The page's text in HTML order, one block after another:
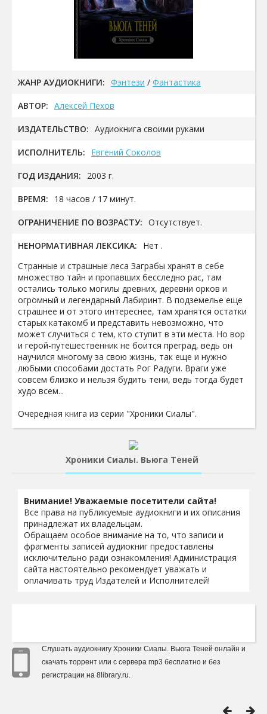
ЖАНР АУДИОКНИГИ: Фэнтези / Фантастика
АВТОР: Алексей Пехов
ИЗДАТЕЛЬСТВО: Аудиокнига своими руками
ИСПОЛНИТЕЛЬ: Евгений Соколов
ГОД ИЗДАНИЯ: 2003 г.
ВРЕМЯ: 18 часов / 17 минут.
ОГРАНИЧЕНИЕ ПО ВОЗРАСТУ: Отсутствует.
НЕНОРМАТИВНАЯ ЛЕКСИКА:
Нет .
Странные и страшные леса Заграбы хранят в себе
множество тайн и пропавших бесследно рас, там
остались только могилы древних, деревни орков и
огромный и легендарный Лабиринт. В подземелье еще
страшнее и от этого интереснее, там хранятся остатки
старых катакомб и представить невозможно, что
может случиться с тем, кто ступит в эти места. Но вор
и герой-путешественник не боится преград, ведь он
научился многому за свою жизнь, так еще и нужно
любыми способами достать Рог Радуги. Враги уже
совсем близко и нельзя будить тени, ведь тогда будет
худо всем...
Очередная книга из серии "Хроники Сиалы".
Хроники Сиалы. Вьюга Теней
Внимание! Уважаемые посетители сайта!
Все права на публикуемые аудиокниги и их описания
принадлежат их владельцам.
Обращаем особое внимание на то, что записи и
фрагменты записей аудиокниг предоставлены
исключительно ради ознакомления! Администрация
сайта настоятельно рекомендует уважать и
оплачивать труд Издателей и Исполнителей!
Слушать аудиокнигу Хроники Сиалы. Вьюга Теней онлайн и
скачать торрент или с сервера mp3 бесплатно и без
регистрации на 8library.ru.